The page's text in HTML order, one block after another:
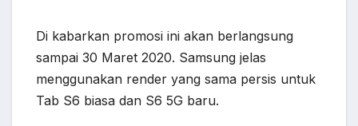
Di kabarkan promosi ini akan berlangsung
sampai 30 Maret 2020. Samsung jelas
menggunakan render yang sama persis untuk
Tab S6 biasa dan S6 5G baru.